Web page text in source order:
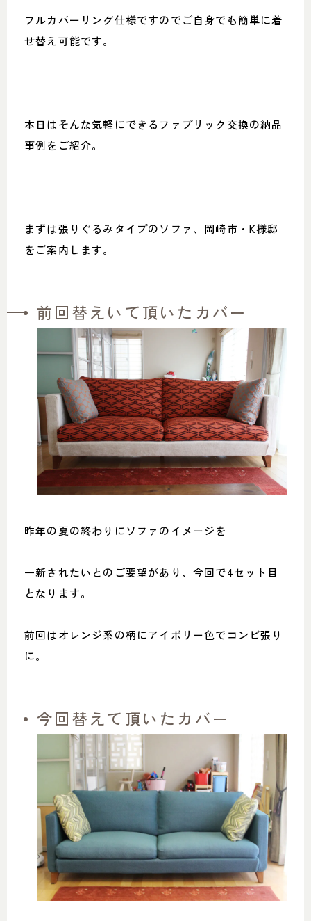
フルカバーリング仕様ですのでご自身でも簡単に着
せ替え可能です。
本日はそんな気軽にできるファブリック交換の納品
事例をご紹介。
まずは張りぐるみタイプのソファ、岡崎市・K様邸
をご案内します。
前回替えいて頂いたカバー
昨年の夏の終わりにソファのイメージを
一新されたいとのご要望があり、今回で4セット目
となります。
前回はオレンジ系の柄にアイボリー色でコンビ張り
に。
今回替えて頂いたカバー